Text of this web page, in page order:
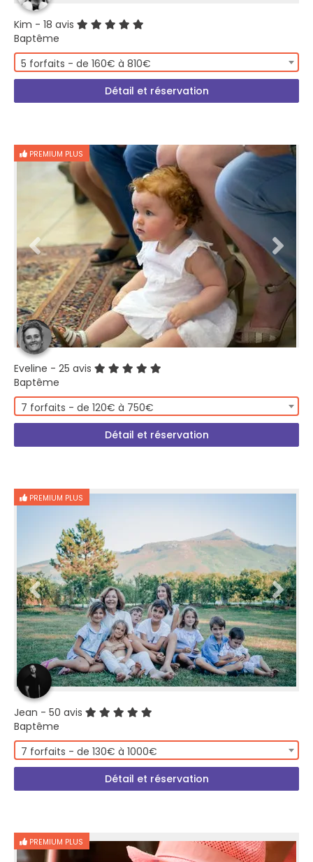
Kim - 18 avis
Baptême
5 forfaits - de 160€ à 810€
Détail et réservation
PREMIUM PLUS
Eveline - 25 avis
Baptême
7 forfaits - de 120€ à 750€
Détail et réservation
PREMIUM PLUS
Jean - 50 avis
Baptême
7 forfaits - de 130€ à 1000€
Détail et réservation
PREMIUM PLUS